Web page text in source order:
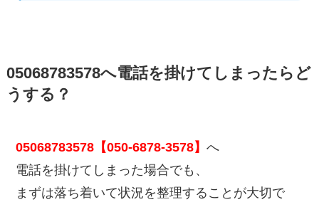
05068783578へ電話を掛けてしまったらど
うする？
05068783578【050-6878-3578】へ
電話を掛けてしまった場合でも、
まずは落ち着いて状況を整理することが大切で